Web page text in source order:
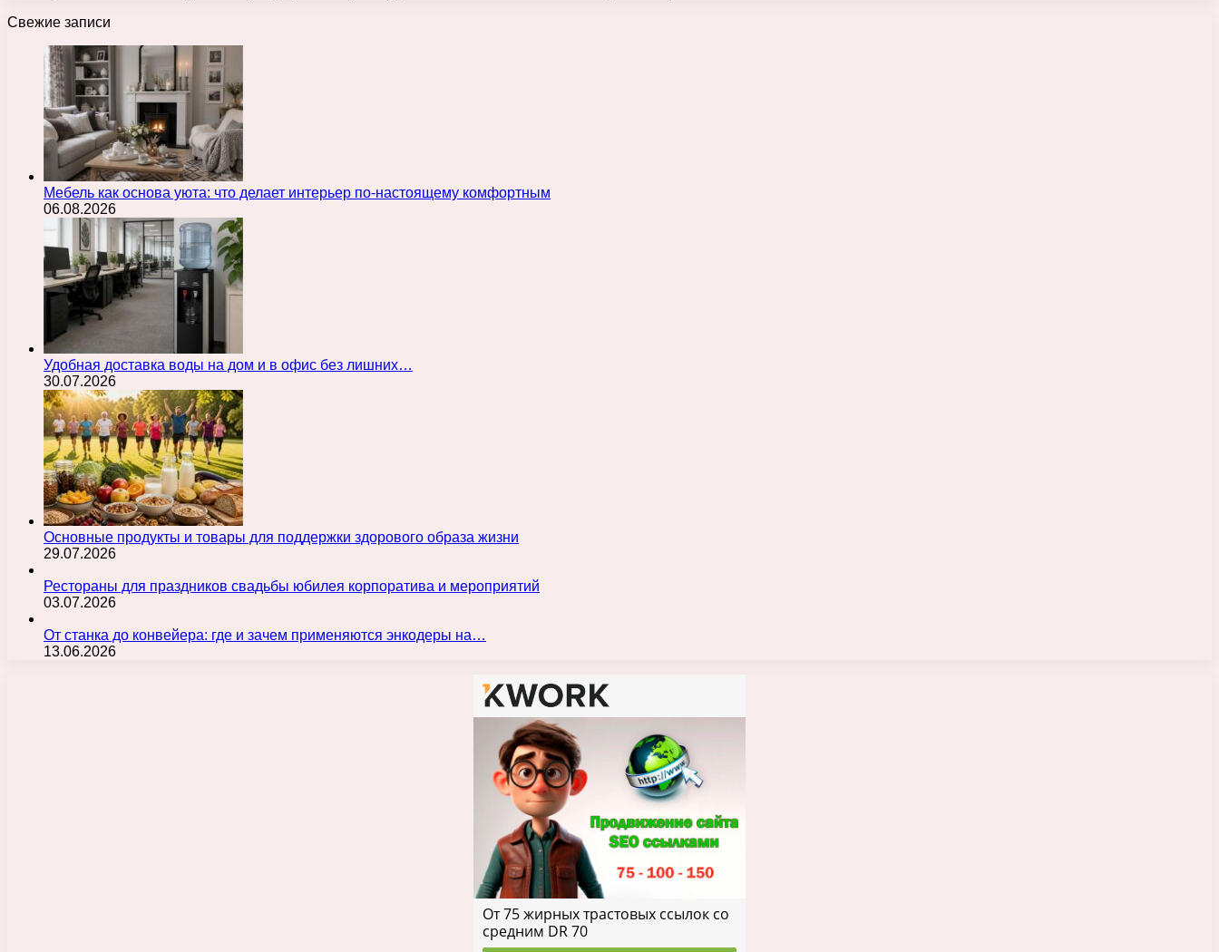
Свежие записи
Мебель как основа уюта: что делает интерьер по-настоящему комфортным
06.08.2026
Удобная доставка воды на дом и в офис без лишних…
30.07.2026
Основные продукты и товары для поддержки здорового образа жизни
29.07.2026
Рестораны для праздников свадьбы юбилея корпоратива и мероприятий
03.07.2026
От станка до конвейера: где и зачем применяются энкодеры на…
13.06.2026